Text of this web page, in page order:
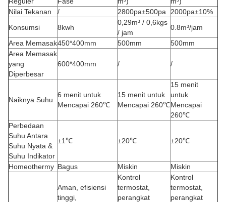
Nilai Tekanan
/ 2800pa±500pa
2000pa±10%
Konsumsi
8kwh
0,29m³ / 0,6kgs
/ jam
0.8m³/jam
Area Memasak450*400mm 500mm
500mm
Area Memasak
yang
Diperbesar
600*400mm / /
Naiknya Suhu
6 menit untuk
Mencapai 260℃
15 menit untuk
Mencapai 260℃
15 menit
untuk
Mencapai
260℃
Perbedaan
Suhu Antara
Suhu Nyata &
Suhu Indikator
±1℃ ±20℃ ±20℃
Homeothermy Bagus Miskin Miskin
Aman, efisiensi
tinggi,
Kontrol
termostat,
perangkat
Kontrol
termostat,
perangkat